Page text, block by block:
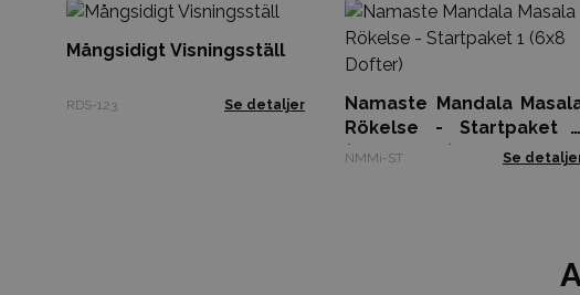
Mångsidigt Visningsställ
RDS-123 Se detaljer
Namaste Mandala
Rökelse - Startpaket 1
(6x8 Dofter)
NMMi-ST Se